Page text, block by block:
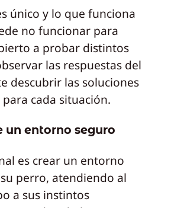
único y lo que funciona
no funcionar para
a probar distintos
las respuestas del
descubrir las soluciones
para cada situación.
un entorno seguro
es crear un entorno
perro, atendiendo al
a sus instintos